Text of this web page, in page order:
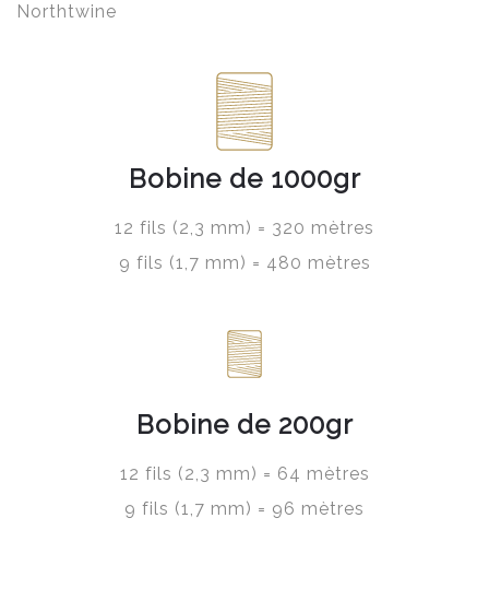
Northtwine
Bobine de 1000gr
12 fils (2,3 mm) = 320 mètres
9 fils (1,7 mm) = 480 mètres
Bobine de 200gr
12 fils (2,3 mm) = 64 mètres
9 fils (1,7 mm) = 96 mètres